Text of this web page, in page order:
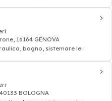
16164 GENOVA
bagno, sistemare le
BOLOGNA